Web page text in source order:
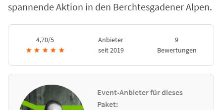
spannende Aktion in den Berchtesgadener Alpen.
4,70/5
★ ★ ★ ★ ★
Anbieter
seit 2019
9
Bewertungen
Event-Anbieter für dieses
Paket: